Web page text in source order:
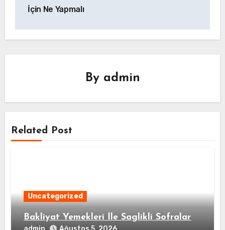
İçin Ne Yapmalı
By admin
Related Post
Uncategorized
Bakliyat Yemekleri İle Saglikli Sofralar